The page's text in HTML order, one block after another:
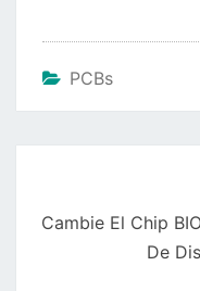
PCBs
entradas
Cambie El Chip
De